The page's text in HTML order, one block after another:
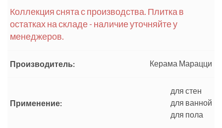
Коллекция снята с производства. Плитка в
остатках на складе - наличие уточняйте у
менеджеров.
Производитель: Керама Марацци
Применение:
для стен
для ванной
для пола